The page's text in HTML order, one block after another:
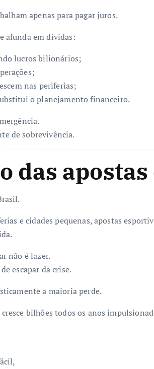
apenas para pagar juros.
afunda em dívidas:
lucros bilionários;
nas periferias;
o planejamento financeiro.
de sobrevivência.
das
e cidades pequenas, apostas
não é lazer.
escapar da crise.
a maioria perde.
bilhões todos os anos